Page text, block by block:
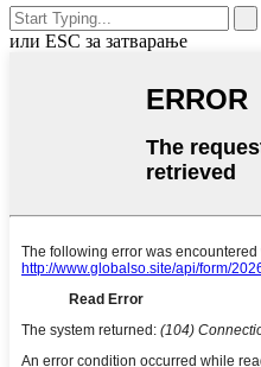
или ESC за затварање